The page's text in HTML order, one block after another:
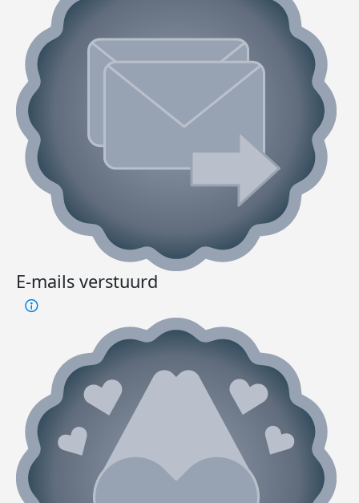
E-mails verstuurd